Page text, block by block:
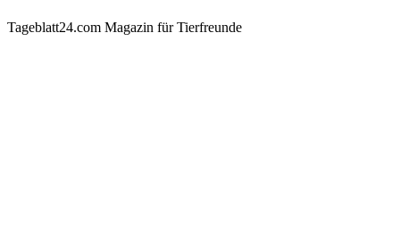
Tageblatt24.com Magazin für Tierfreunde